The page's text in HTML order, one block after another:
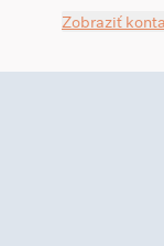
Zobraziť